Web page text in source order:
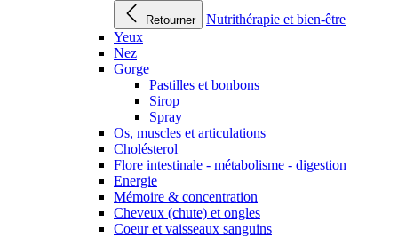
Retourner
Nutrithérapie et bien-être
Yeux
Nez
Gorge
Pastilles et bonbons
Sirop
Spray
Os, muscles et articulations
Cholésterol
Flore intestinale - métabolisme - digestion
Energie
Mémoire & concentration
Cheveux (chute) et ongles
Coeur et vaisseaux sanguins